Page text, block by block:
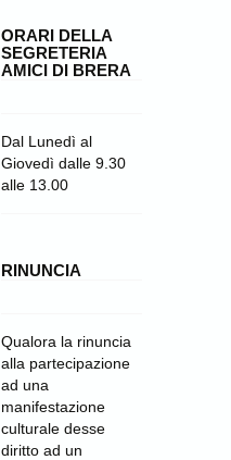
ORARI DELLA
SEGRETERIA
AMICI DI BRERA
Dal Lunedì al
Giovedì dalle 9.30
alle 13.00
RINUNCIA
Qualora la rinuncia
alla partecipazione
ad una
manifestazione
culturale desse
diritto ad un